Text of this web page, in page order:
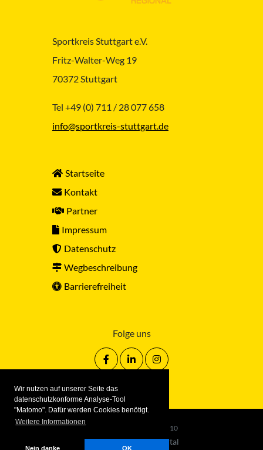
Wir nutzen auf unserer Seite das
datenschutzkonforme Analyse-Tool
"Matomo". Dafür werden Cookies benötigt.
Weitere Informationen
Nein danke OK
Sportkreis Stuttgart e.V.
Fritz-Walter-Weg 19
70372 Stuttgart
Tel +49 (0) 711 / 28 077 658
info@sportkreis-stuttgart.de
Startseite
Kontakt
Partner
Impressum
Datenschutz
Wegbeschreibung
Barrierefreiheit
Folge uns
© Sportkreis Stuttgart 2.2.10
mphased/sportkreisportal